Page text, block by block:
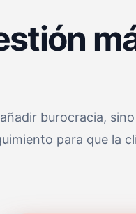
burocracia,
para que la